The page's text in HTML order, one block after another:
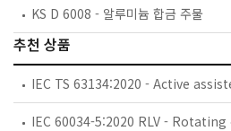
KS D 6008 - 알루미늄 합금 주물
추천 상품